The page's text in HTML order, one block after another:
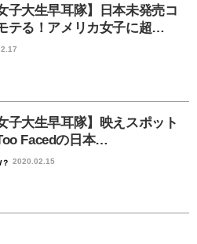
子大生早耳隊】日本未発売コ
テる！アメリカ女子に超…
子大生早耳隊】映えスポット
Facedの日本…
2020.02.15